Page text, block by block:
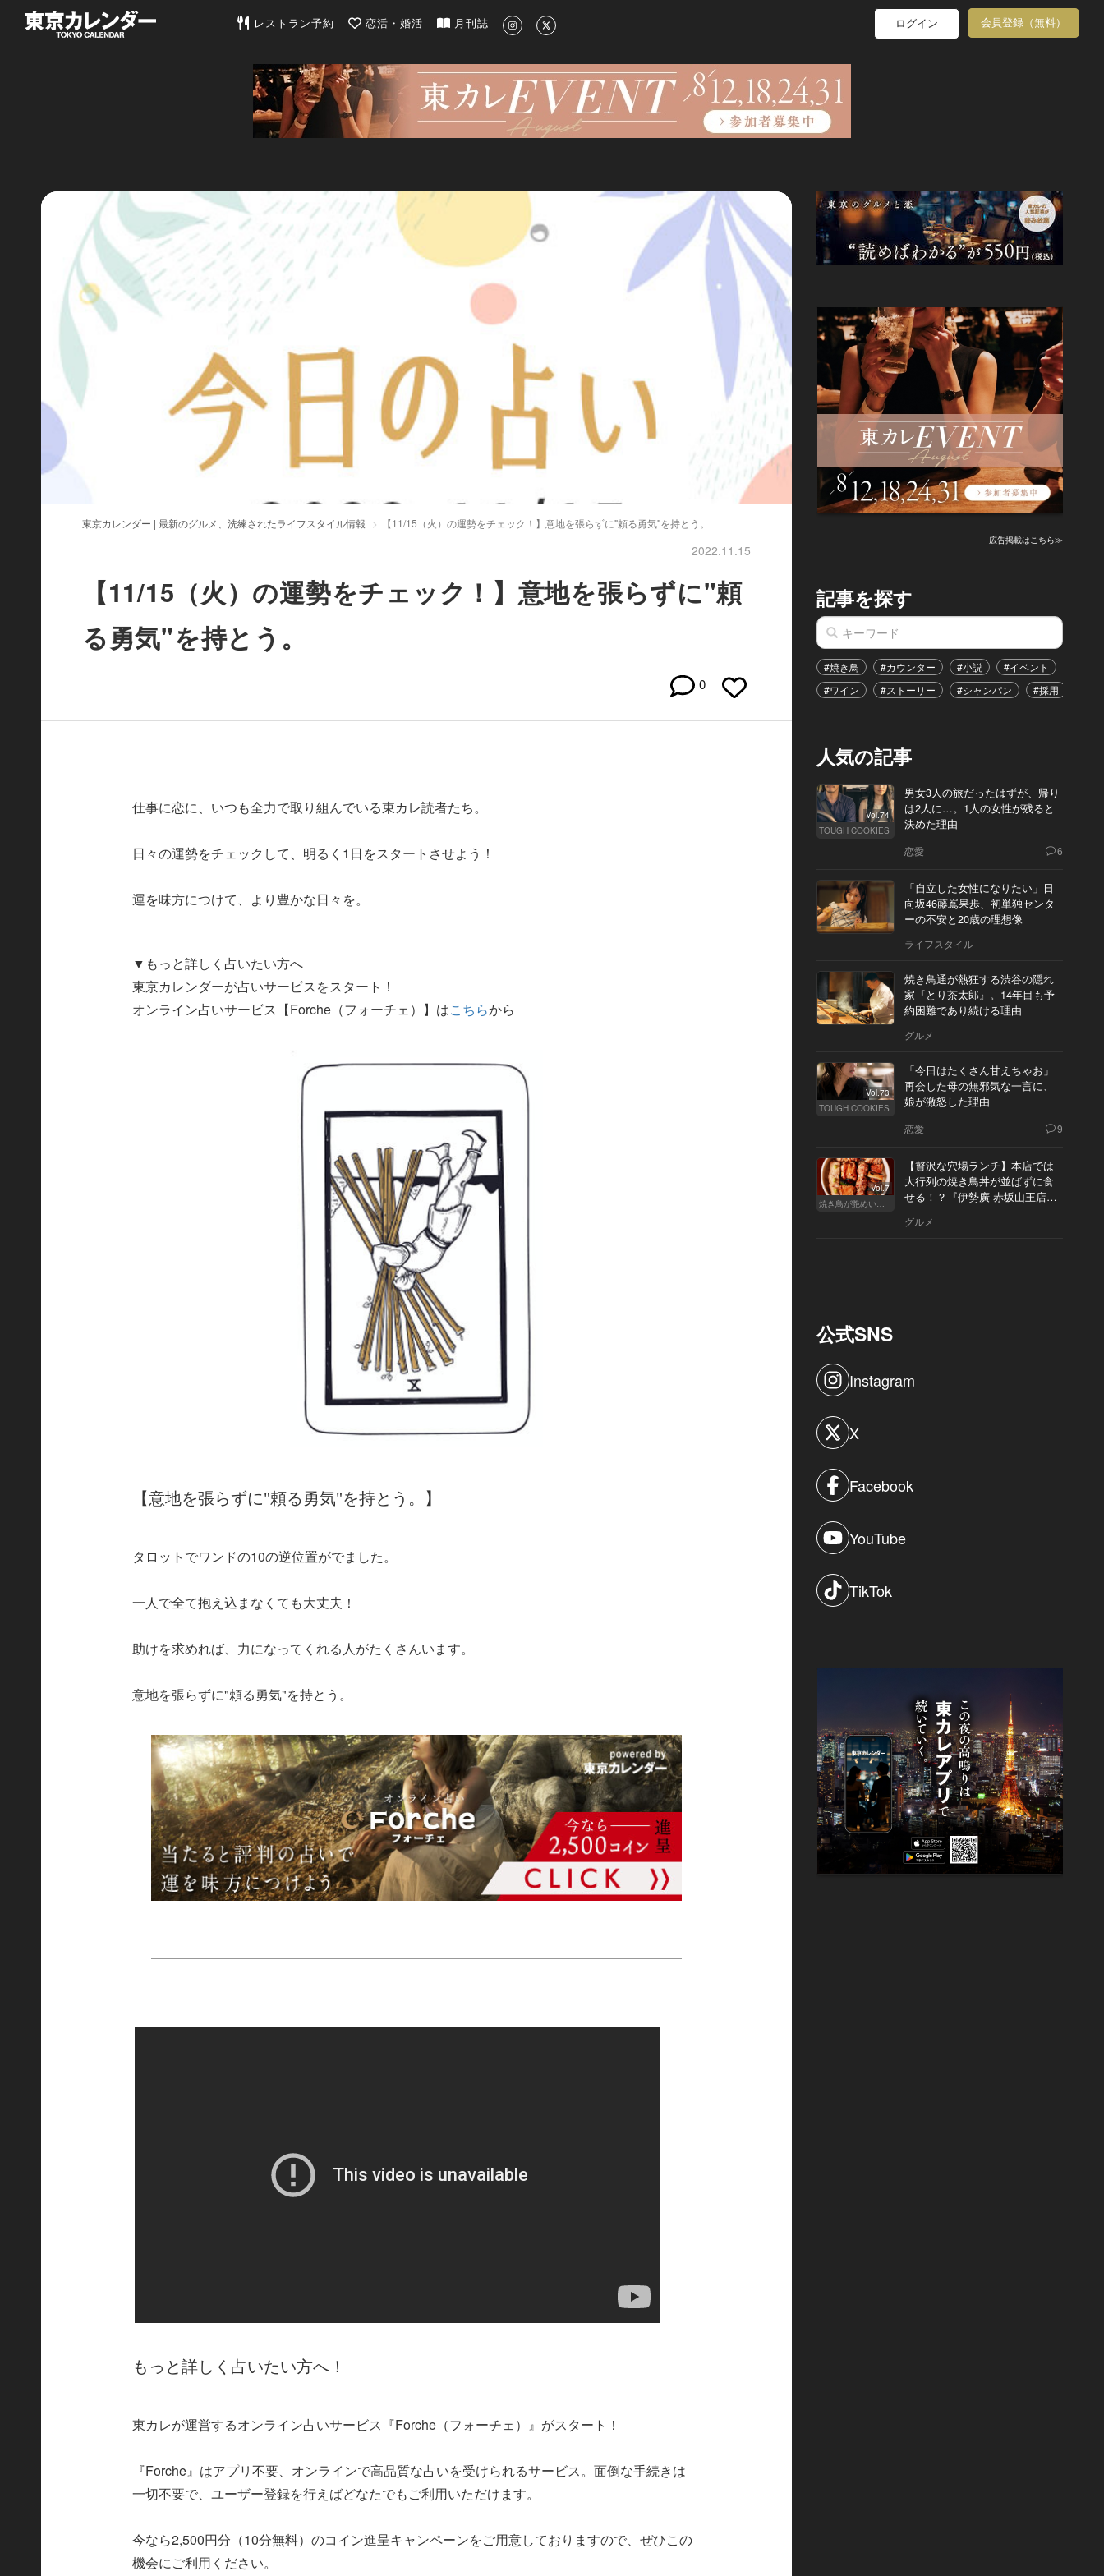
東京カレンダー | 最新のグルメ、洗練されたライフスタイル情報
レストラン予約 恋活・婚活 月刊誌 ログイン 会員登録（無料）
東京カレンダー | 最新のグルメ、洗練されたライフスタイル情報 【11/15（火）の運勢をチェック！】意地を張らずに"頼る勇気"を持とう。
2022.11.15
【11/15（火）の運勢をチェック！】意地を張らずに"頼
る勇気"を持とう。
0
仕事に恋に、いつも全力で取り組んでいる東カレ読者たち。
日々の運勢をチェックして、明るく1日をスタートさせよう！
運を味方につけて、より豊かな日々を。
▼もっと詳しく占いたい方へ
東京カレンダーが占いサービスをスタート！
オンライン占いサービス【Forche（フォーチェ）】はこちらから
【意地を張らずに"頼る勇気"を持とう。】
タロットでワンドの10の逆位置がでました。
一人で全て抱え込まなくても大丈夫！
助けを求めれば、力になってくれる人がたくさんいます。
意地を張らずに"頼る勇気"を持とう。
もっと詳しく占いたい方へ！
東カレが運営するオンライン占いサービス『Forche（フォーチェ）』がスタート！
『Forche』はアプリ不要、オンラインで高品質な占いを受けられるサービス。面倒な手続きは
一切不要で、ユーザー登録を行えばどなたでもご利用いただけます。
今なら2,500円分（10分無料）のコイン進呈キャンペーンをご用意しておりますので、ぜひこの
機会にご利用ください。
広告掲載はこちら≫
記事を探す
#焼き鳥 #カウンター #小説 #イベント
#ワイン
#ストーリー #シャンパン #採用
人気の記事
Vol.74
TOUGH COOKIES
男女3人の旅だったはずが、帰り
は2人に…。1人の女性が残ると
決めた理由
恋愛 6
「自立した女性になりたい」日
向坂46藤嶌果歩、初単独センタ
ーの不安と20歳の理想像
ライフスタイル
焼き鳥通が熱狂する渋谷の隠れ
家『とり茶太郎』。14年目も予
約困難であり続ける理由
グルメ
Vol.73
TOUGH COOKIES
「今日はたくさん甘えちゃお」
再会した母の無邪気な一言に、
娘が激怒した理由
恋愛 9
Vol.7
焼き鳥が艶めいてきた
【贅沢な穴場ランチ】本店では
大行列の焼き鳥丼が並ばずに食
せる！？『伊勢廣 赤坂山王店』
グルメ
公式SNS
Instagram
X
Facebook
YouTube
TikTok